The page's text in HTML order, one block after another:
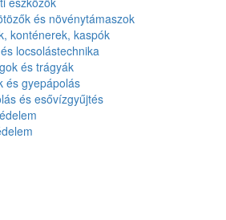
és növénytámaszok
konténerek, kaspók
locsolástechnika
és trágyák
és gyepápolás
és esővízgyűjtés